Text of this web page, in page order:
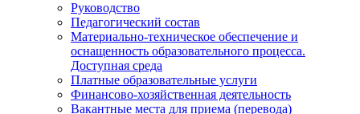
Руководство
Педагогический состав
Материально-техническое обеспечение и
оснащенность образовательного процесса.
Доступная среда
Платные образовательные услуги
Финансово-хозяйственная деятельность
Вакантные места для приема (перевода)